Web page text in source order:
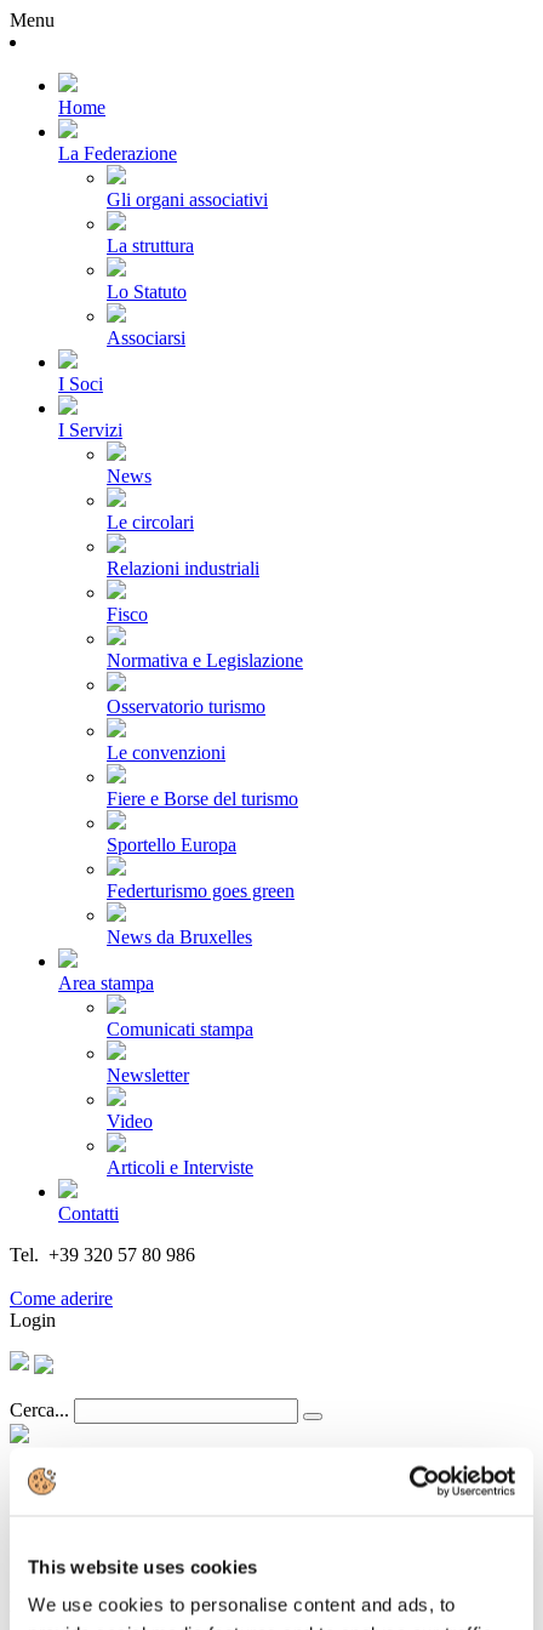
This website uses cookies
We use cookies to personalise content and ads, to
Menu
Home
La Federazione
Gli organi associativi
La struttura
Lo Statuto
Associarsi
I Soci
I Servizi
News
Le circolari
Relazioni industriali
Fisco
Normativa e Legislazione
Osservatorio turismo
Le convenzioni
Fiere e Borse del turismo
Sportello Europa
Federturismo goes green
News da Bruxelles
Area stampa
Comunicati stampa
Newsletter
Video
Articoli e Interviste
Contatti
Tel. +39 320 57 80 986
Come aderire
Login
Cerca...
“Italia.it: la piattaforma informatica per
la costruzione dell'ecosistema digitale del